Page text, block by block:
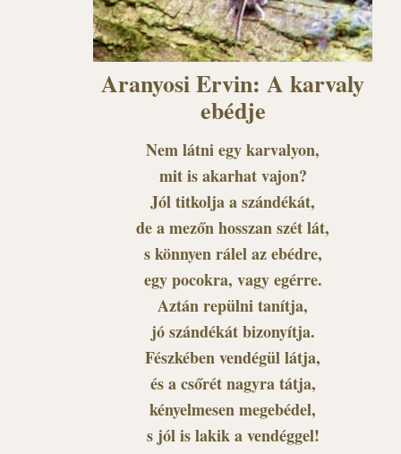
Aranyosi Ervin: A karvaly
ebédje
Nem látni egy karvalyon,
mit is akarhat vajon?
Jól titkolja a szándékát,
de a mezőn hosszan szét lát,
s könnyen rálel az ebédre,
egy pocokra, vagy egérre.
Aztán repülni tanítja,
jó szándékát bizonyítja.
Fészkében vendégül látja,
és a csőrét nagyra tátja,
kényelmesen megebédel,
s jól is lakik a vendéggel!